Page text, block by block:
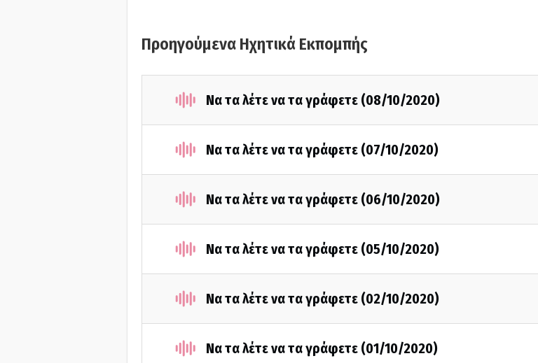
Προηγούμενα Ηχητικά Εκπομπής
Να τα λέτε να τα γράφετε (08/10/2020)
Να τα λέτε να τα γράφετε (07/10/2020)
Να τα λέτε να τα γράφετε (06/10/2020)
Να τα λέτε να τα γράφετε (05/10/2020)
Να τα λέτε να τα γράφετε (02/10/2020)
Να τα λέτε να τα γράφετε (01/10/2020)